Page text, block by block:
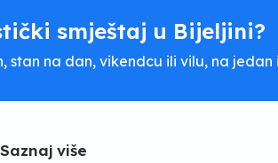
smještaj u Bijeljini?
stan na dan, vikendcu ili vilu, na jedan
Saznaj više